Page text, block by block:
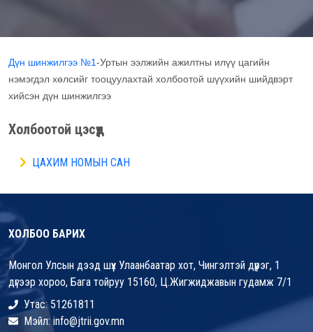
Дүн шинжилгээ №1-Уртын ээлжийн ажилтны илүү цагийн
нэмэгдэл хөлсийг тооцуулахтай холбоотой шүүхийн шийдвэрт
хийсэн дүн шинжилгээ
Холбоотой цэсүүд
ЦАХИМ НОМЫН САН
ХОЛБОО БАРИХ
Монгол Улсын дээд шүүх Улаанбаатар хот, Чингэлтэй дүүрэг, 1
дүгээр хороо, Бага тойруу 15160, Ц.Жигжиджавын гудамж 7/1
Утас: 51261811
Мэйл: info@jtrii.gov.mn